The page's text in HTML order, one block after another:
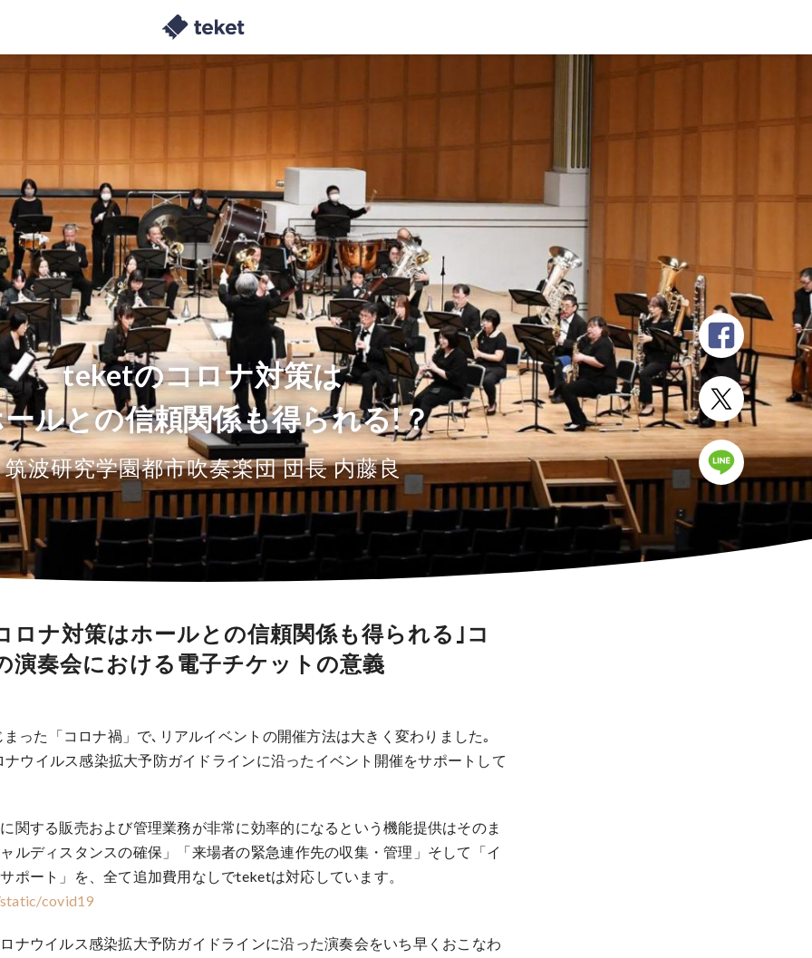
teketのコロナ対策は
ルとの信頼関係も得られる!？
筑波研究学園都市吹奏楽団 団長 内藤良
ロナ対策はホールとの信頼関係も得られる｣コ
演奏会における電子チケットの意義
った「コロナ禍」で､リアルイベントの開催方法は大きく変わりました｡
ウイルス感染拡大予防ガイドラインに沿ったイベント開催をサポートして
関する販売および管理業務が非常に効率的になるという機能提供はそのま
ルディスタンスの確保」「来場者の緊急連作先の収集・管理」そして「イ
ポート」を、全て追加費用なしでteketは対応しています。
covid19
ナウイルス感染拡大予防ガイドラインに沿った演奏会をいち早くおこなわ